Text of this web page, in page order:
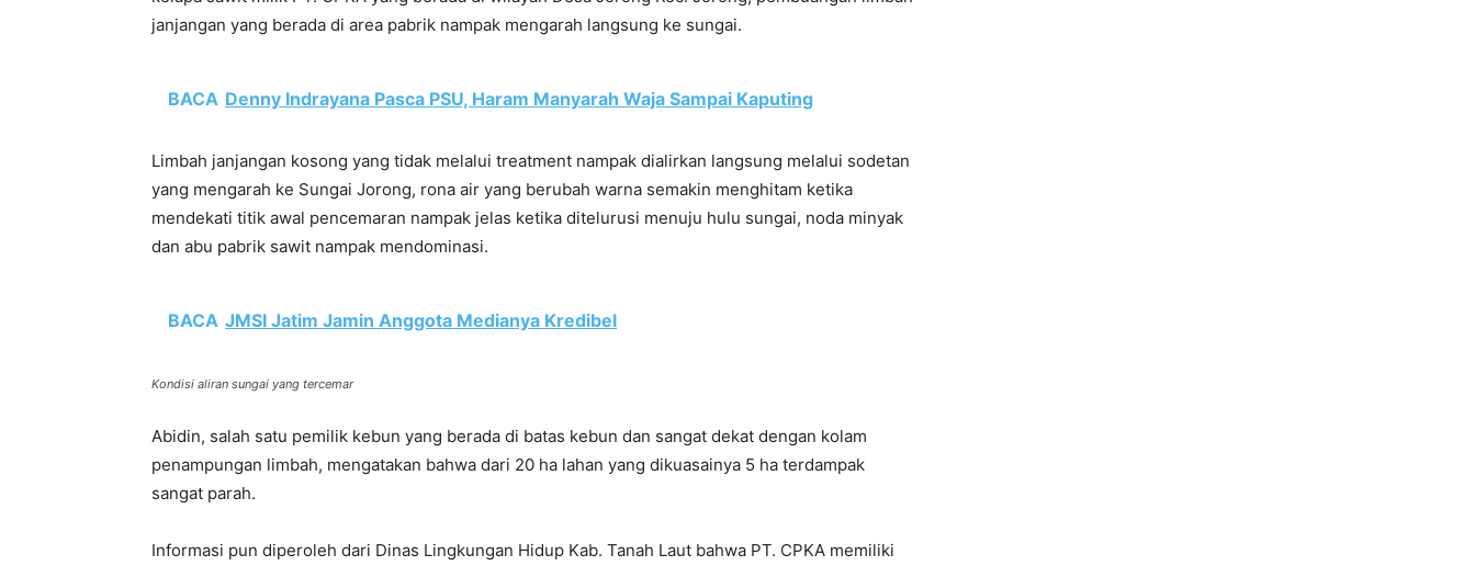
janjangan yang berada di area pabrik nampak mengarah langsung ke sungai.
BACA Denny Indrayana Pasca PSU, Haram Manyarah Waja Sampai Kaputing
Limbah janjangan kosong yang tidak melalui treatment nampak dialirkan langsung melalui sodetan
yang mengarah ke Sungai Jorong, rona air yang berubah warna semakin menghitam ketika
mendekati titik awal pencemaran nampak jelas ketika ditelurusi menuju hulu sungai, noda minyak
dan abu pabrik sawit nampak mendominasi.
BACA JMSI Jatim Jamin Anggota Medianya Kredibel
Kondisi aliran sungai yang tercemar
Abidin, salah satu pemilik kebun yang berada di batas kebun dan sangat dekat dengan kolam
penampungan limbah, mengatakan bahwa dari 20 ha lahan yang dikuasainya 5 ha terdampak
sangat parah.
Informasi pun diperoleh dari Dinas Lingkungan Hidup Kab. Tanah Laut bahwa PT. CPKA memiliki